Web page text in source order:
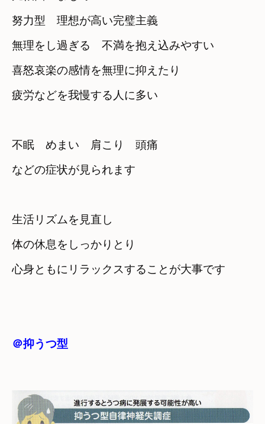
努力型　理想が高い完璧主義
無理をし過ぎる　不満を抱え込みやすい
喜怒哀楽の感情を無理に抑えたり
疲労などを我慢する人に多い
不眠　めまい　肩こり　頭痛
などの症状が見られます
生活リズムを見直し
体の休息をしっかりとり
＠抑うつ型